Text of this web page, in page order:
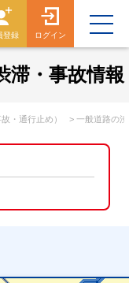
登録 ログイン
滞・事故情報
・通行止め） > 一般道路の